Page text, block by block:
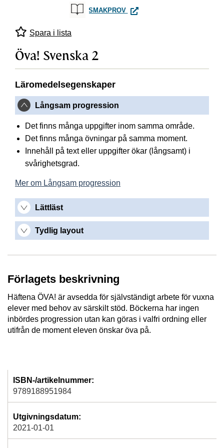
SMAKPROV ÖVA! SVENSKA 2
Spara i lista
Öva! Svenska 2
Läromedelsegenskaper
Långsam progression
Det finns många uppgifter inom samma område.
Det finns många övningar på samma moment.
Innehåll på text eller uppgifter ökar (långsamt) i
svårighetsgrad.
Mer om Långsam progression
Lättläst
Tydlig layout
Förlagets beskrivning
Häftena ÖVA! är avsedda för självständigt arbete för vuxna
elever med behov av särskilt stöd. Böckerna har ingen
inbördes progression utan kan göras i valfri ordning eller
utifrån de moment eleven önskar öva på.
ISBN-/artikelnummer:
9789188951984
Utgivningsdatum:
2021-01-01